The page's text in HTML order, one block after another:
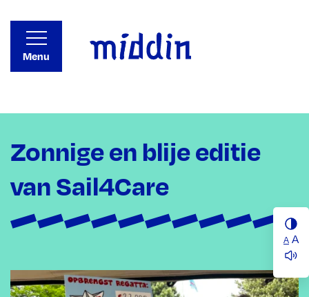
A A
Menu
Zonnige en blije editie
van Sail4Care